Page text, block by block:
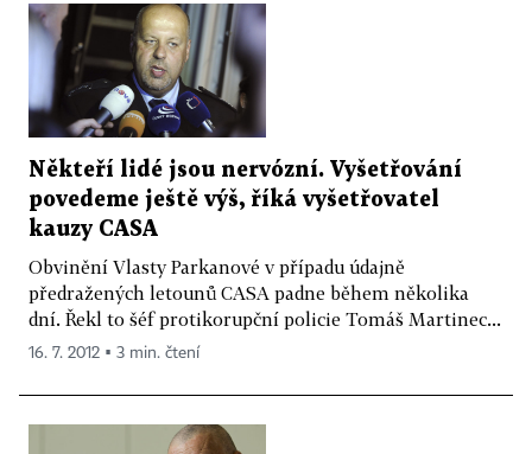
Někteří lidé jsou nervózní. Vyšetřování
povedeme ještě výš, říká vyšetřovatel
kauzy CASA
Obvinění Vlasty Parkanové v případu údajně
předražených letounů CASA padne během několika
dní. Řekl to šéf protikorupční policie Tomáš Martinec...
16. 7. 2012 ▪ 3 min. čtení